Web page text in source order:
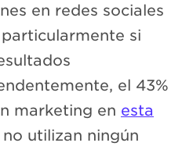
en redes sociales
si
el 43%
marketing en esta
utilizan ningún